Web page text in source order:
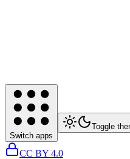
Switch apps
Toggle
CC BY 4.0